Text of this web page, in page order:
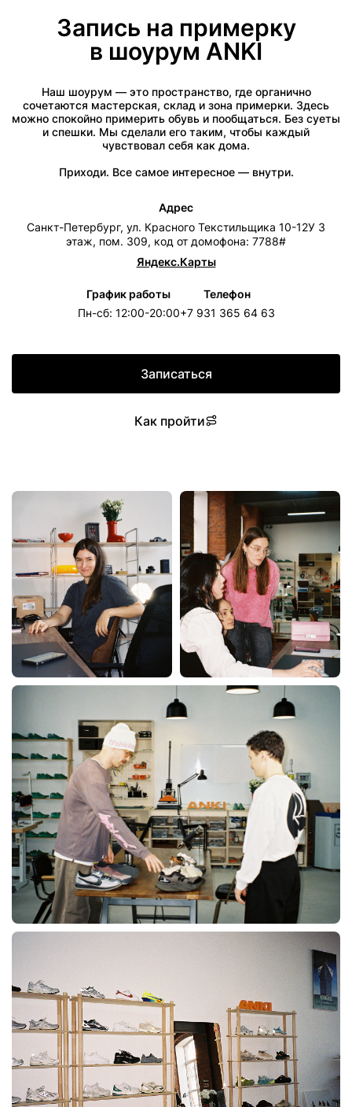
Запись на примерку
в шоурум ANKI
Наш шоурум — это пространство, где органично
сочетаются мастерская, склад и зона примерки. Здесь
можно спокойно примерить обувь и пообщаться. Без суеты
и спешки. Мы сделали его таким, чтобы каждый
чувствовал себя как дома.
Приходи. Все самое интересное — внутри.
Адрес
Санкт-Петербург, ул. Красного Текстильщика 10-12У 3
этаж, пом. 309, код от домофона: 7788#
Яндекс.Карты
График работы
Пн-сб: 12:00-20:00
Телефон
+7 931 365 64 63
Записаться
Как пройти